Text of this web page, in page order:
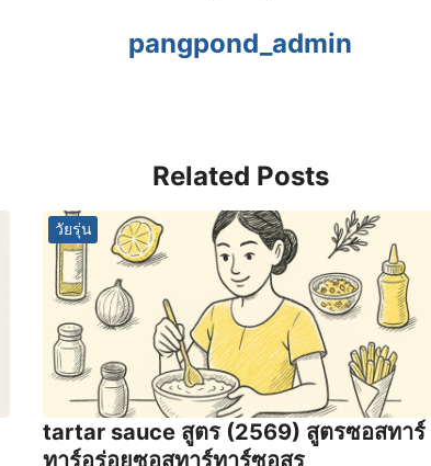
pangpond_admin
Related Posts
วัยรุ่น
tartar sauce สูตร (2569) สูตรซอสทาร์